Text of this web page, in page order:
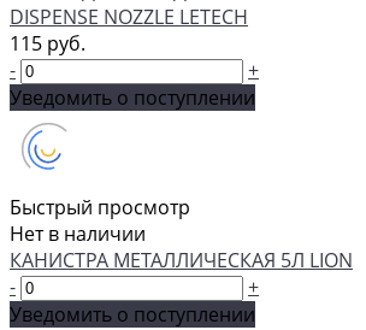
DISPENSE NOZZLE LETECH
115 руб.
-
+
Уведомить о поступлении
Быстрый просмотр
Нет в наличии
КАНИСТРА МЕТАЛЛИЧЕСКАЯ 5Л LION
-
+
Уведомить о поступлении